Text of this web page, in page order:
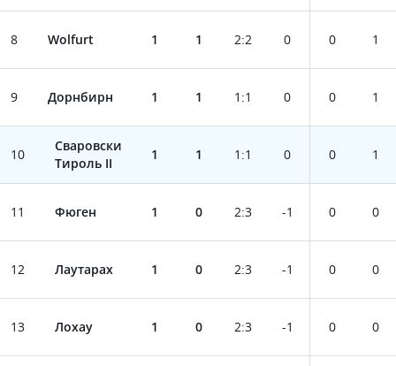
8 Wolfurt 1 1 2:2 0 0 1
9 Дорнбирн 1 1 1 :1 0 0 1
10
Сваровски
Тироль II
1 1 1 :1 0 0 1
11 Фюген 1 0 2:3 -1 0 0
12 Лаутарах 1 0 2:3 -1 0 0
13 Лохау 1 0 2:3 -1 0 0